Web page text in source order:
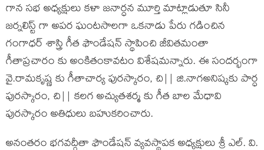
గాన సభ అధ్యక్షులు కళా జనార్ధన మూర్తి మాట్లాడుతూ సినీ
జర్నలిస్ట్ గా అపర ఘంటసాలగా ఒకనాడు పేరు గడించిన
గంగాధర్ శాస్త్రి గీత ఫౌండేషన్ స్థాపించి జీవితమంతా
గీతాప్రచారం కు అంకితంకావటం విశేషమన్నారు. ఈ సందర్భంగా
వై.రామకృష్ణ కు గీతాచార్య పురస్కారం, చి|| జి.నాగఅనిష్కకు పార్ధ
పురస్కారం, చి|| కలగ అచ్యుతశర్మ కు గీత బాల మేధావి
పురస్కారం అతిధులు బహుకరించారు.
అనంతరం భగవద్గీతా ఫౌండేషన్ వ్యవస్థాపక అధ్యక్షులు శ్రీ ఎల్. వి.